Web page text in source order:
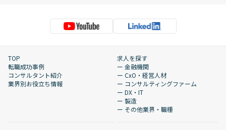
TOP
転職成功事例
コンサルタント紹介
業界別お役立ち情報
求人を探す
ー 金融機関
ー CxO・経営人材
ー コンサルティングファーム
ー DX・IT
ー 製造
ー その他業界・職種